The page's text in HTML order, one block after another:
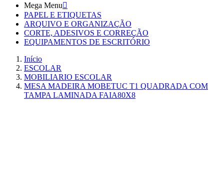
Mega Menu
PAPEL E ETIQUETAS
ARQUIVO E ORGANIZAÇÃO
CORTE, ADESIVOS E CORREÇÃO
EQUIPAMENTOS DE ESCRITÓRIO
Início
ESCOLAR
MOBILIARIO ESCOLAR
MESA MADEIRA MOBETUC T1 QUADRADA COM
TAMPA LAMINADA FAIA80X8